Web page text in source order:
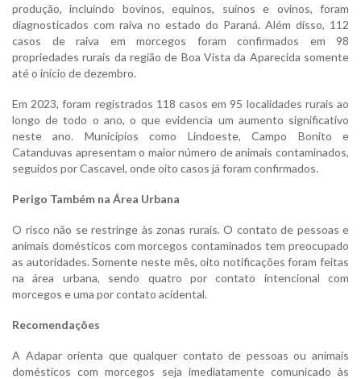
produção, incluindo bovinos, equinos, suínos e ovinos, foram
diagnosticados com raiva no estado do Paraná. Além disso, 112
casos de raiva em morcegos foram confirmados em 98
propriedades rurais da região de Boa Vista da Aparecida somente
até o início de dezembro.
Em 2023, foram registrados 118 casos em 95 localidades rurais ao
longo de todo o ano, o que evidencia um aumento significativo
neste ano. Municípios como Lindoeste, Campo Bonito e
Catanduvas apresentam o maior número de animais contaminados,
seguidos por Cascavel, onde oito casos já foram confirmados.
Perigo Também na Área Urbana
O risco não se restringe às zonas rurais. O contato de pessoas e
animais domésticos com morcegos contaminados tem preocupado
as autoridades. Somente neste mês, oito notificações foram feitas
na área urbana, sendo quatro por contato intencional com
morcegos e uma por contato acidental.
Recomendações
A Adapar orienta que qualquer contato de pessoas ou animais
domésticos com morcegos seja imediatamente comunicado às